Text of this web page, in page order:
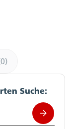
Suche: